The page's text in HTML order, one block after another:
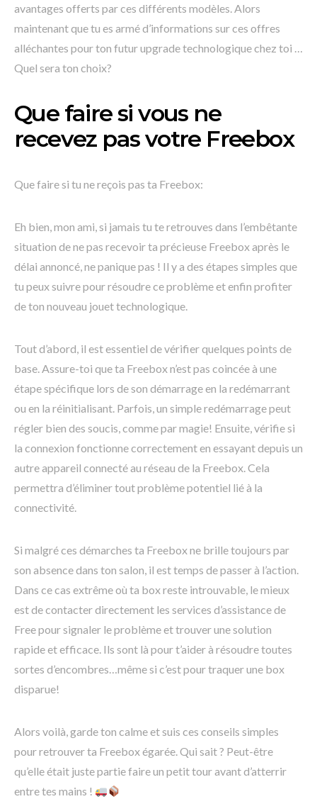
avantages offerts par ces différents modèles. Alors
maintenant que tu es armé d’informations sur ces offres
alléchantes pour ton futur upgrade technologique chez toi …
Quel sera ton choix?
Que faire si vous ne
recevez pas votre Freebox
Que faire si tu ne reçois pas ta Freebox:
Eh bien, mon ami, si jamais tu te retrouves dans l’embêtante
situation de ne pas recevoir ta précieuse Freebox après le
délai annoncé, ne panique pas ! Il y a des étapes simples que
tu peux suivre pour résoudre ce problème et enfin profiter
de ton nouveau jouet technologique.
Tout d’abord, il est essentiel de vérifier quelques points de
base. Assure-toi que ta Freebox n’est pas coincée à une
étape spécifique lors de son démarrage en la redémarrant
ou en la réinitialisant. Parfois, un simple redémarrage peut
régler bien des soucis, comme par magie! Ensuite, vérifie si
la connexion fonctionne correctement en essayant depuis un
autre appareil connecté au réseau de la Freebox. Cela
permettra d’éliminer tout problème potentiel lié à la
connectivité.
Si malgré ces démarches ta Freebox ne brille toujours par
son absence dans ton salon, il est temps de passer à l’action.
Dans ce cas extrême où ta box reste introuvable, le mieux
est de contacter directement les services d’assistance de
Free pour signaler le problème et trouver une solution
rapide et efficace. Ils sont là pour t’aider à résoudre toutes
sortes d’encombres…même si c’est pour traquer une box
disparue!
Alors voilà, garde ton calme et suis ces conseils simples
pour retrouver ta Freebox égarée. Qui sait ? Peut-être
qu’elle était juste partie faire un petit tour avant d’atterrir
entre tes mains !